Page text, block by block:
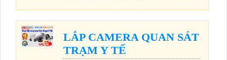
LẮP CAMERA QUAN SÁT
TRẠM Y TẾ